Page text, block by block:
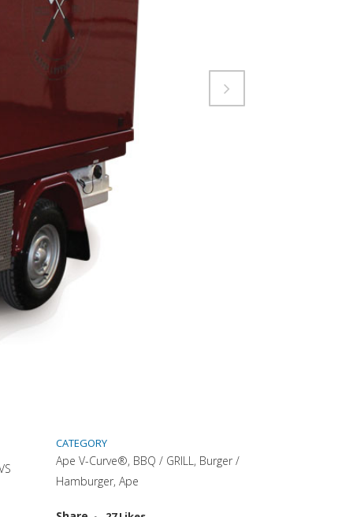
CATEGORY
Ape V-Curve®, BBQ / GRILL, Burger /
Hamburger, Ape